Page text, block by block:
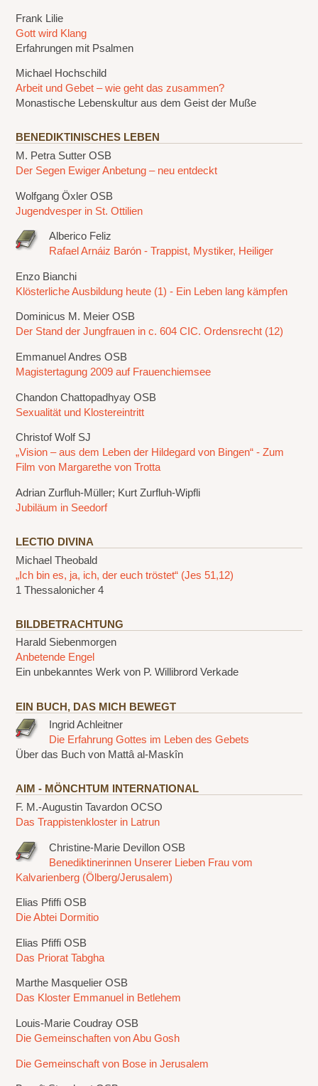
Frank Lilie
Gott wird Klang
Erfahrungen mit Psalmen
Michael Hochschild
Arbeit und Gebet – wie geht das zusammen?
Monastische Lebenskultur aus dem Geist der Muße
BENEDIKTINISCHES LEBEN
M. Petra Sutter OSB
Der Segen Ewiger Anbetung – neu entdeckt
Wolfgang Öxler OSB
Jugendvesper in St. Ottilien
Alberico Feliz
Rafael Arnáiz Barón - Trappist, Mystiker, Heiliger
Enzo Bianchi
Klösterliche Ausbildung heute (1) - Ein Leben lang kämpfen
Dominicus M. Meier OSB
Der Stand der Jungfrauen in c. 604 CIC. Ordensrecht (12)
Emmanuel Andres OSB
Magistertagung 2009 auf Frauenchiemsee
Chandon Chattopadhyay OSB
Sexualität und Klostereintritt
Christof Wolf SJ
„Vision – aus dem Leben der Hildegard von Bingen“ - Zum
Film von Margarethe von Trotta
Adrian Zurfluh-Müller; Kurt Zurfluh-Wipfli
Jubiläum in Seedorf
LECTIO DIVINA
Michael Theobald
„Ich bin es, ja, ich, der euch tröstet“ (Jes 51,12)
1 Thessalonicher 4
BILDBETRACHTUNG
Harald Siebenmorgen
Anbetende Engel
Ein unbekanntes Werk von P. Willibrord Verkade
EIN BUCH, DAS MICH BEWEGT
Ingrid Achleitner
Die Erfahrung Gottes im Leben des Gebets
Über das Buch von Mattâ al-Maskîn
AIM - MÖNCHTUM INTERNATIONAL
F. M.-Augustin Tavardon OCSO
Das Trappistenkloster in Latrun
Christine-Marie Devillon OSB
Benediktinerinnen Unserer Lieben Frau vom
Kalvarienberg (Ölberg/Jerusalem)
Elias Pfiffi OSB
Die Abtei Dormitio
Elias Pfiffi OSB
Das Priorat Tabgha
Marthe Masquelier OSB
Das Kloster Emmanuel in Betlehem
Louis-Marie Coudray OSB
Die Gemeinschaften von Abu Gosh
Die Gemeinschaft von Bose in Jerusalem